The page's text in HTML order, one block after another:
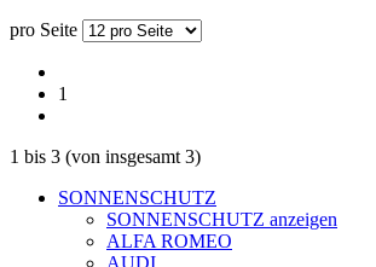
pro Seite
1
1 bis 3 (von insgesamt 3)
SONNENSCHUTZ
SONNENSCHUTZ anzeigen
ALFA ROMEO
AUDI